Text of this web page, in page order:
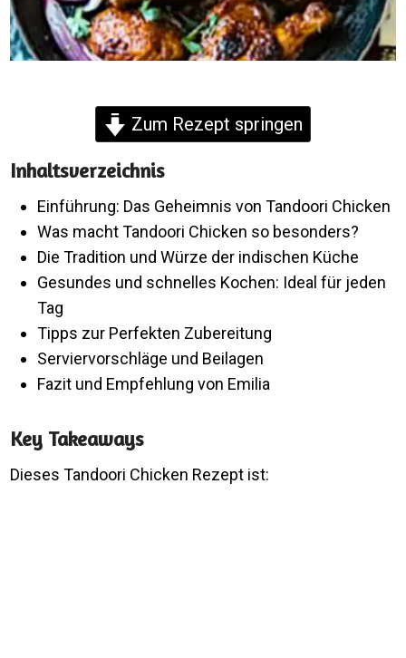
Zum Rezept springen
Inhaltsverzeichnis
Einführung: Das Geheimnis von Tandoori Chicken
Was macht Tandoori Chicken so besonders?
Die Tradition und Würze der indischen Küche
Gesundes und schnelles Kochen: Ideal für jeden
Tag
Tipps zur Perfekten Zubereitung
Serviervorschläge und Beilagen
Fazit und Empfehlung von Emilia
Key Takeaways
Dieses Tandoori Chicken Rezept ist: